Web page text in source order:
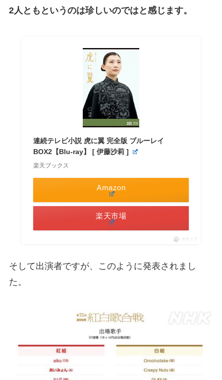
2人ともというのは珍しいのではと感じます。
連続テレビ小説 虎に翼 完全版 ブルーレイ
BOX2【Blu-ray】 [ 伊藤沙莉 ]
楽天ブックス
Amazon
楽天市場
ポチップ
そして出演者ですが、このように発表されまし
た。